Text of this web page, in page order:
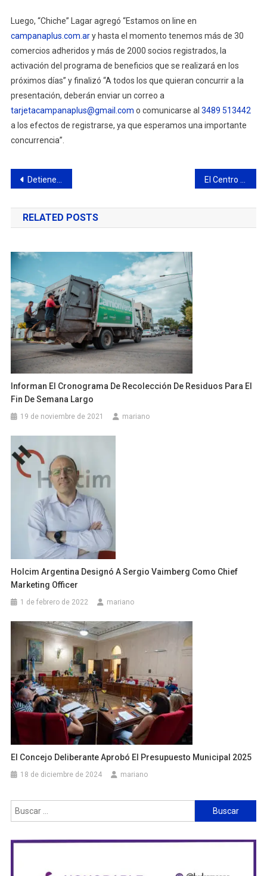
Luego, “Chiche” Lagar agregó “Estamos on line en
campanaplus.com.ary hasta el momento tenemos más de 30
comercios adheridos y más de 2000 socios registrados, la
activación del programa de beneficios que se realizará en los
próximos días” y finalizó “A todos los que quieran concurrir a la
presentación, deberán enviar un correo a
tarjetacampanaplus@gmail.com o comunicarse al 3489 513442
a los efectos de registrarse, ya que esperamos una importante
concurrencia”.
Navegación
de
entradas
Detienen a un hombre con pedido de captura gracias a una denuncia realizada a través de Alerta Campana El Centro Educativo Digital suma una nueva capacitación gratuita
RELATED POSTS
Informan El Cronograma De Recolección De Residuos Para El
Fin De Semana Largo
19 de noviembre de 2021 mariano
Holcim Argentina Designó A Sergio Vaimberg Como Chief
Marketing Officer
1 de febrero de 2022 mariano
El Concejo Deliberante Aprobó El Presupuesto Municipal 2025
18 de diciembre de 2024 mariano
Buscar: